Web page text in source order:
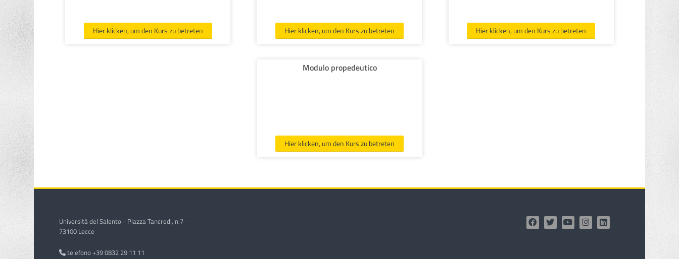
Hier klicken, um den Kurs zu betreten Hier klicken, um den Kurs zu betreten Hier klicken, um den Kurs zu betreten
Modulo propedeutico
Hier klicken, um den Kurs zu betreten
Università del Salento - Piazza Tancredi, n.7 -
73100 Lecce
telefono +39 0832 29 11 11